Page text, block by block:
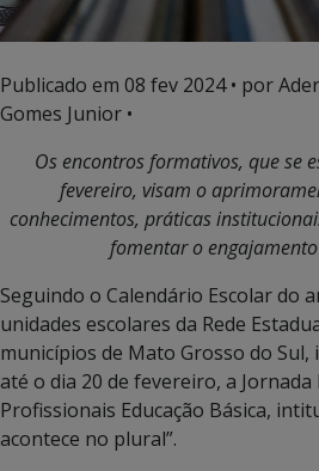
Publicado em 08 fev 2024• por
Gomes Junior •
Os encontros formativos, que se
fevereiro, visam o
conhecimentos, práticas
fomentar o
Seguindo o Calendário Escolar do
unidades escolares da Rede
municípios de Mato Grosso do Sul,
até o dia 20 de fevereiro, a Jornada
Profissionais Educação Básica,
acontece no plural”.